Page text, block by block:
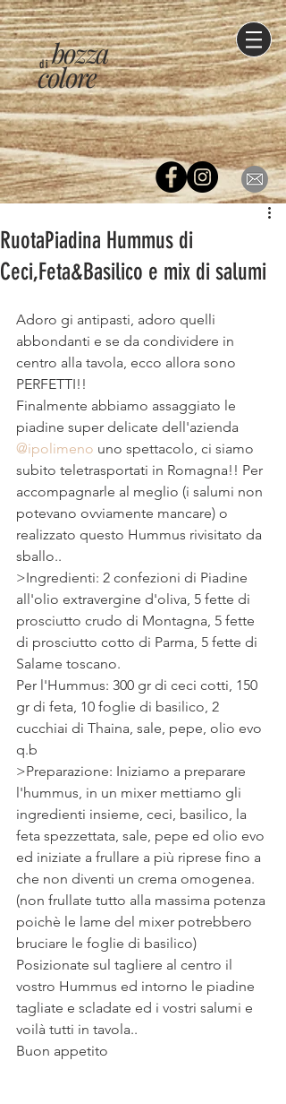
di
colore
bozza
RuotaPiadina Hummus di
Ceci,Feta&Basilico e mix di salumi
Adoro gi antipasti, adoro quelli
abbondanti e se da condividere in
centro alla tavola, ecco allora sono
PERFETTI!!
Finalmente abbiamo assaggiato le
piadine super delicate dell'azienda
@ipolimeno uno spettacolo, ci siamo
subito teletrasportati in Romagna!! Per
accompagnarle al meglio (i salumi non
potevano ovviamente mancare) o
realizzato questo Hummus rivisitato da
sballo..
>Ingredienti: 2 confezioni di Piadine
all'olio extravergine d'oliva, 5 fette di
prosciutto crudo di Montagna, 5 fette
di prosciutto cotto di Parma, 5 fette di
Salame toscano.
Per l'Hummus: 300 gr di ceci cotti, 150
gr di feta, 10 foglie di basilico, 2
cucchiai di Thaina, sale, pepe, olio evo
q.b
>Preparazione: Iniziamo a preparare
l'hummus, in un mixer mettiamo gli
ingredienti insieme, ceci, basilico, la
feta spezzettata, sale, pepe ed olio evo
ed iniziate a frullare a più riprese fino a
che non diventi un crema omogenea.
(non frullate tutto alla massima potenza
poichè le lame del mixer potrebbero
bruciare le foglie di basilico)
Posizionate sul tagliere al centro il
vostro Hummus ed intorno le piadine
tagliate e scladate ed i vostri salumi e
voilà tutti in tavola..
Buon appetito